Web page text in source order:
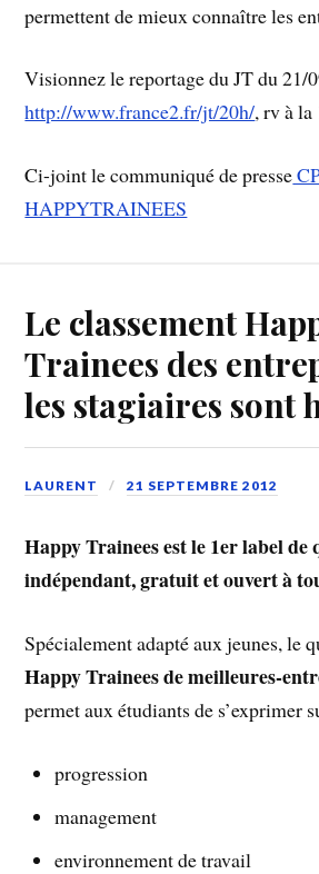
permettent de mieux connaître les
Visionnez le reportage du JT du 21/
http://www.france2.fr/jt/20h/, rv à la
Ci-joint le communiqué de presse
HAPPYTRAINEES
Le classement
Trainees des
les stagiaires sont
LAURENT 21 SEPTEMBRE 2012
Happy Trainees est le 1er label de
indépendant, gratuit et ouvert à
Spécialement adapté aux jeunes, le
Happy Trainees de meilleures-
permet aux étudiants de s’exprimer
progression
management
environnement de travail